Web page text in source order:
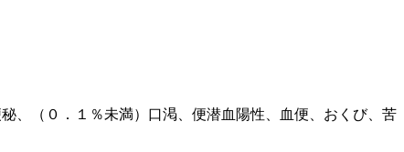
、（０．１％未満）口渇、便潜血陽性、血便、おくび、苦